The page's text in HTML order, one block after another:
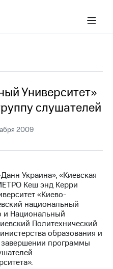
Университет»
слушателей
2009
Украина», «Киевская
Кеш энд Керри
«Киево-
национальный
и Национальный
Политехнический
образования и
программы